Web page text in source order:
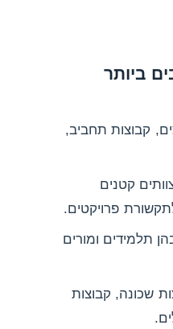
ביותר
קבוצות תחביב,
קטנים
פרויקטים.
תלמידים ומורים
שכונה, קבוצות